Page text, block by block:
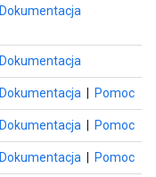
Dokumentacja
Dokumentacja
Dokumentacja Pomoc
Dokumentacja Pomoc
Dokumentacja Pomoc